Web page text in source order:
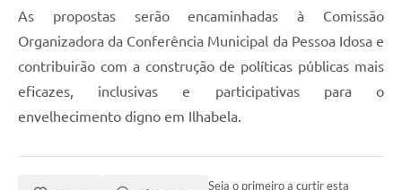
As propostas serão encaminhadas à Comissão
Organizadora da Conferência Municipal da Pessoa Idosa e
contribuirão com a construção de políticas públicas mais
eficazes, inclusivas e participativas para o
envelhecimento digno em Ilhabela.
Seja o primeiro a curtir esta